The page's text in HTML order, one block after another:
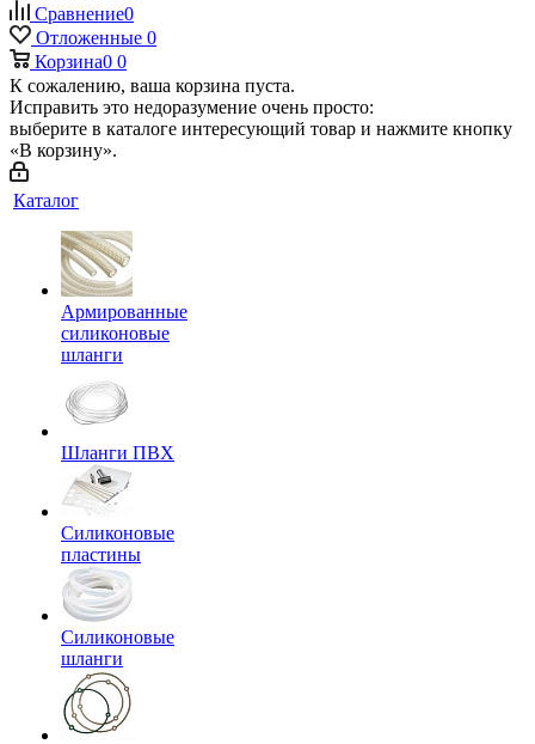
Сравнение0
Отложенные 0
Корзина0 0
К сожалению, ваша корзина пуста.
Исправить это недоразумение очень просто:
выберите в каталоге интересующий товар и нажмите кнопку
«В корзину».
Каталог
Армированные
силиконовые
шланги
Шланги ПВХ
Силиконовые
пластины
Силиконовые
шланги